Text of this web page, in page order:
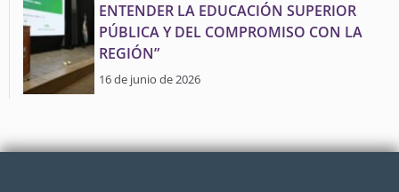
ENTENDER LA EDUCACIÓN SUPERIOR
PÚBLICA Y DEL COMPROMISO CON LA
REGIÓN”
16 de junio de 2026